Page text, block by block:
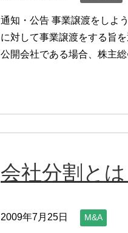
通知・公告 事業譲渡をしよ
に対して事業譲渡をする旨
公開会社である場合、株主
会社分割と
2009年7月25日 M&A